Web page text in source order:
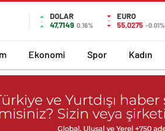
DOLAR
47,7149 0.16%
EURO
55,0275 -0.01%
Ekonomi Spor Kadın